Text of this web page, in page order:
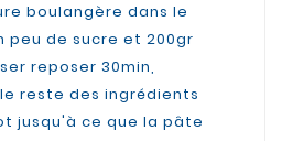
boulangère dans le
peu de sucre et 200gr
reposer 30min,
reste des ingrédients
jusqu'à ce que la pâte